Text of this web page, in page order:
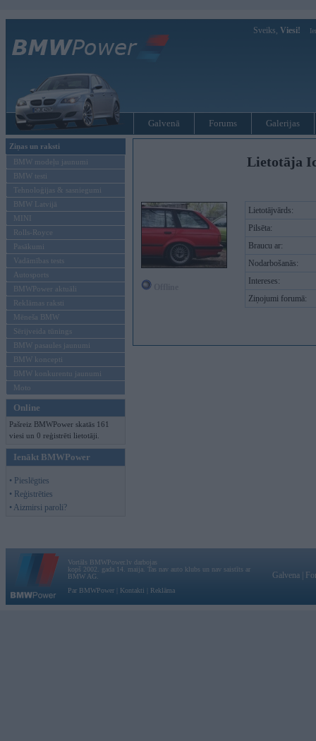
Sveiks, Viesi!
Galvenā Forums Galerijas
Ziņas un raksti
BMW modeļu jaunumi
BMW testi
Tehnoloģijas & sasniegumi
BMW Latvijā
MINI
Rolls-Royce
Pasākumi
Vadāmības tests
Autosports
BMWPower aktuāli
Reklāmas raksti
Mēneša BMW
Sērijveida tūnings
BMW pasaules jaunumi
BMW koncepti
BMW konkurentu jaunumi
Moto
Online
Pašreiz BMWPower skatās 161
viesi un 0 reģistrēti lietotāji.
Ienākt BMWPower
• Pieslēgties
• Reģistrēties
• Aizmirsi paroli?
Lietotāja
Lietotājvārds:
Pilsēta:
Braucu ar:
Nodarbošanās:
Intereses:
Ziņojumi forumā:
Vortāls BMWPower.lv darbojas
kopš 2002. gada 14. maija. Tas nav auto klubs un nav saistīts ar
BMW AG.
Par BMWPower
Kontakti Reklāma
Galvena